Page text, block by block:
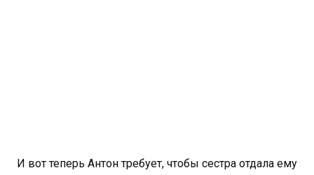
И вот теперь Антон требует, чтобы сестра отдала ему